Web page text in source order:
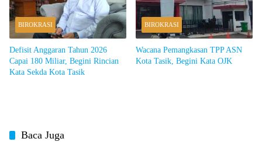
BIROKRASI
Defisit Anggaran Tahun 2026
Capai 180 Miliar, Begini Rincian
Kata Sekda Kota Tasik
BIROKRASI
Wacana Pemangkasan TPP ASN
Kota Tasik, Begini Kata OJK
Baca Juga